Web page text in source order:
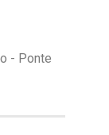
- Ponte